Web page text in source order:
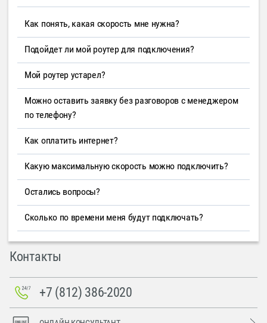
Как понять, какая скорость мне нужна?
Подойдет ли мой роутер для подключения?
Мой роутер устарел?
Можно оставить заявку без разговоров с менеджером
по телефону?
Как оплатить интернет?
Какую максимальную скорость можно подключить?
Остались вопросы?
Сколько по времени меня будут подключать?
Контакты
+7 (812) 386-2020